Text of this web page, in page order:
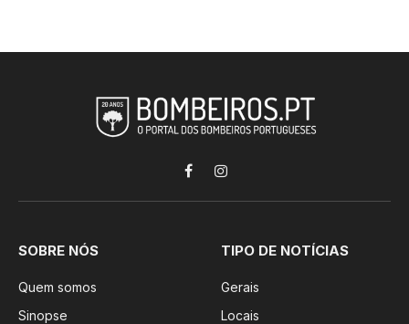
FacebookInstagram
SOBRE NÓS
Quem somos
Sinopse
TIPO DE NOTÍCIAS
Gerais
Locais